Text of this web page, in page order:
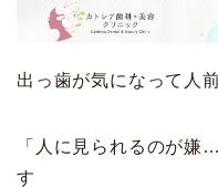
出っ歯が気になって人
「人に見られるのが
す